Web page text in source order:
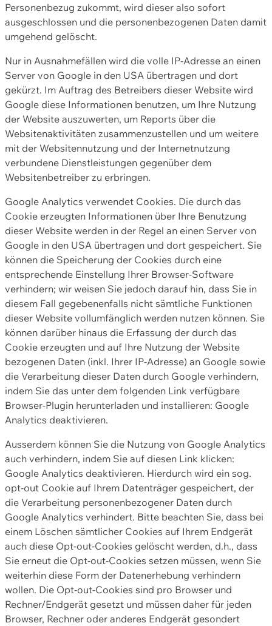
Personenbezug zukommt, wird dieser also sofort
ausgeschlossen und die personenbezogenen Daten damit
umgehend gelöscht.
Nur in Ausnahmefällen wird die volle IP-Adresse an einen
Server von Google in den USA übertragen und dort
gekürzt. Im Auftrag des Betreibers dieser Website wird
Google diese Informationen benutzen, um Ihre Nutzung
der Website auszuwerten, um Reports über die
Websitenaktivitäten zusammenzustellen und um weitere
mit der Websitennutzung und der Internetnutzung
verbundene Dienstleistungen gegenüber dem
Websitenbetreiber zu erbringen.
Google Analytics verwendet Cookies. Die durch das
Cookie erzeugten Informationen über Ihre Benutzung
dieser Website werden in der Regel an einen Server von
Google in den USA übertragen und dort gespeichert. Sie
können die Speicherung der Cookies durch eine
entsprechende Einstellung Ihrer Browser-Software
verhindern; wir weisen Sie jedoch darauf hin, dass Sie in
diesem Fall gegebenenfalls nicht sämtliche Funktionen
dieser Website vollumfänglich werden nutzen können. Sie
können darüber hinaus die Erfassung der durch das
Cookie erzeugten und auf Ihre Nutzung der Website
bezogenen Daten (inkl. Ihrer IP-Adresse) an Google sowie
die Verarbeitung dieser Daten durch Google verhindern,
indem Sie das unter dem folgenden Link verfügbare
Browser-Plugin herunterladen und installieren: Google
Analytics deaktivieren.
Ausserdem können Sie die Nutzung von Google Analytics
auch verhindern, indem Sie auf diesen Link klicken:
Google Analytics deaktivieren. Hierdurch wird ein sog.
opt-out Cookie auf Ihrem Datenträger gespeichert, der
die Verarbeitung personenbezogener Daten durch
Google Analytics verhindert. Bitte beachten Sie, dass bei
einem Löschen sämtlicher Cookies auf Ihrem Endgerät
auch diese Opt-out-Cookies gelöscht werden, d.h., dass
Sie erneut die Opt-out-Cookies setzen müssen, wenn Sie
weiterhin diese Form der Datenerhebung verhindern
wollen. Die Opt-out-Cookies sind pro Browser und
Rechner/Endgerät gesetzt und müssen daher für jeden
Browser, Rechner oder anderes Endgerät gesondert